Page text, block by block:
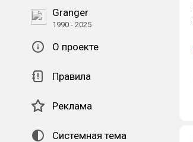
Granger
1990 - 2025
О проекте
Правила
Реклама
Системная тема